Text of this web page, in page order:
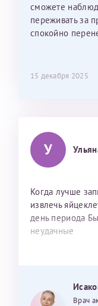
сможете
переживать за
спокойно
15 декабря 2025
У
Когда лучше
извлечь
день периода
неудачные
Врач